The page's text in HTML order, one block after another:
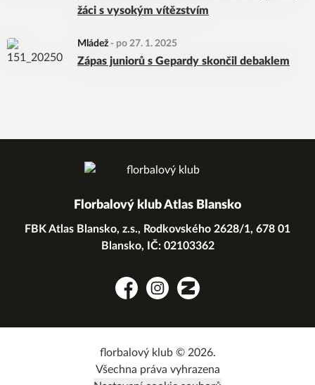
žáci s vysokým vítězstvím
Mládež - po 27. 1. 2025
Zápas juniorů s Gepardy skončil debaklem
Florbalový klub Atlas Blansko
FBK Atlas Blansko, z.s., Rodkovského 2628/1, 678 01
Blansko, IČ: 02103362
FacebookInstagramZonerama
florbalový klub © 2026.
Všechna práva vyhrazena